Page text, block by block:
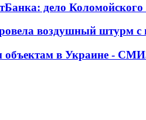
дело Коломойского
воздушный штурм с
объектам в Украине - СМИ